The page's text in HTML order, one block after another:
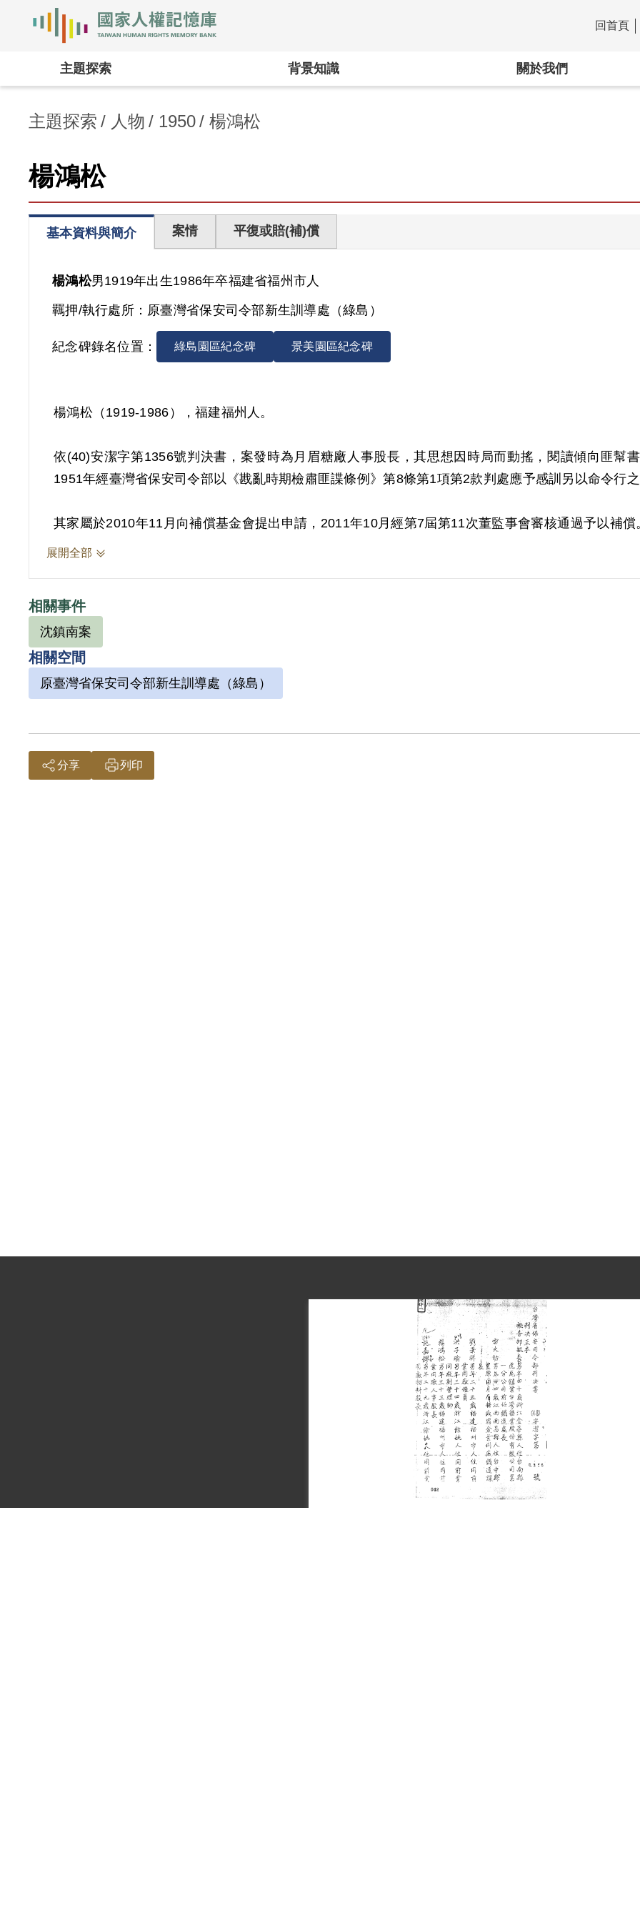
:::
回首頁
主題探索 背景知識 關於我們
主題探索 人物 1950 楊鴻松
楊鴻松
基本資料與簡介 案情 平復或賠(補)償
楊鴻松男1919年出生1986年卒福建省福州市人
羈押/執行處所： 原臺灣省保安司令部新生訓導處（綠島）
紀念碑錄名位置： 綠島園區紀念碑 景美園區紀念碑
楊鴻松（1919-1986），福建福州人。
依(40)安潔字第1356號判決書，案發時為月眉糖廠人事股長，其思想因時局而動搖，閱讀傾向匪幫
1951年經臺灣省保安司令部以《戡亂時期檢肅匪諜條例》第8條第1項第2款判處應予感訓另以命令行
其家屬於2010年11月向補償基金會提出申請，2011年10月經第7屆第11次董監事會審核通過予以補
7月經第8屆第2次董監事會審核通過予以補償。補償理由為原判決認其思想因時局而動搖，閱讀傾向
展開全部
相關事件
沈鎮南案
相關空間
原臺灣省保安司令部新生訓導處（綠島）
分享 列印